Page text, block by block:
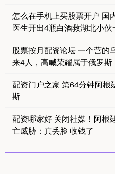
怎么在手机上买股票开户 国
医生开出4瓶白酒救湖北小伙
股票按月配资论坛 一个营的
来4人，高喊荣耀属于俄罗斯
配资门户之家 第64分钟阿根
斯
配资哪家好 关闭社媒！阿根
亡威胁：真丢脸 收钱了